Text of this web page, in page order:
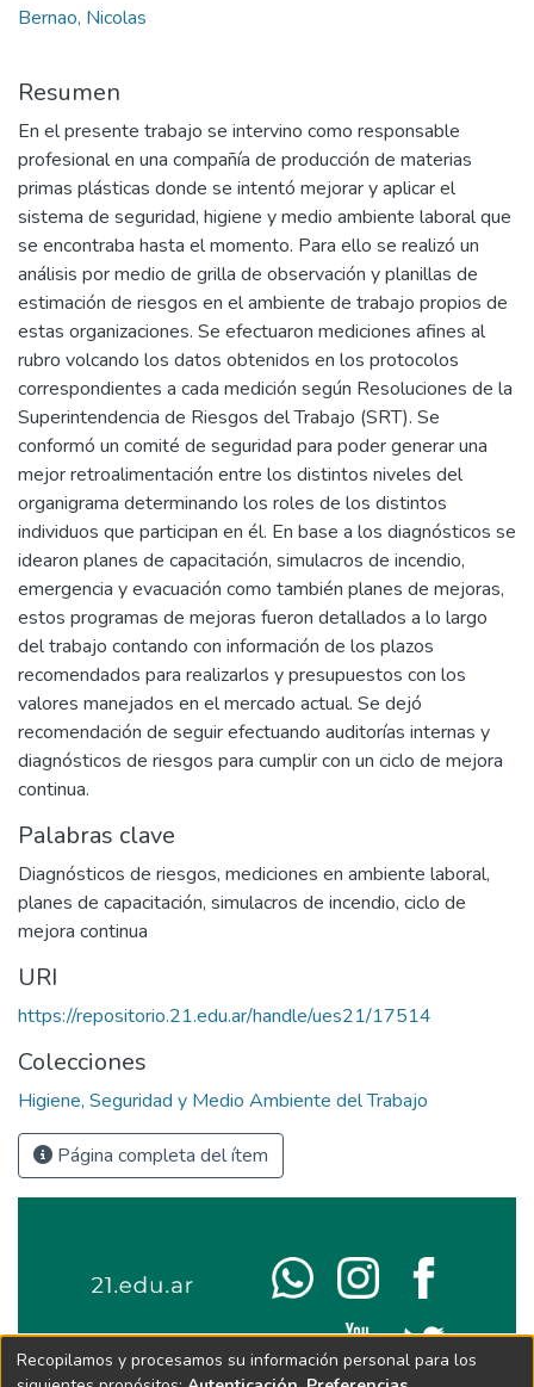
Bernao, Nicolas
Resumen
En el presente trabajo se intervino como responsable
profesional en una compañía de producción de materias
primas plásticas donde se intentó mejorar y aplicar el
sistema de seguridad, higiene y medio ambiente laboral que
se encontraba hasta el momento. Para ello se realizó un
análisis por medio de grilla de observación y planillas de
estimación de riesgos en el ambiente de trabajo propios de
estas organizaciones. Se efectuaron mediciones afines al
rubro volcando los datos obtenidos en los protocolos
correspondientes a cada medición según Resoluciones de la
Superintendencia de Riesgos del Trabajo (SRT). Se
conformó un comité de seguridad para poder generar una
mejor retroalimentación entre los distintos niveles del
organigrama determinando los roles de los distintos
individuos que participan en él. En base a los diagnósticos se
idearon planes de capacitación, simulacros de incendio,
emergencia y evacuación como también planes de mejoras,
estos programas de mejoras fueron detallados a lo largo
del trabajo contando con información de los plazos
recomendados para realizarlos y presupuestos con los
valores manejados en el mercado actual. Se dejó
recomendación de seguir efectuando auditorías internas y
diagnósticos de riesgos para cumplir con un ciclo de mejora
continua.
Palabras clave
Diagnósticos de riesgos, mediciones en ambiente laboral,
planes de capacitación, simulacros de incendio, ciclo de
mejora continua
URI
https://repositorio.21.edu.ar/handle/ues21/17514
Colecciones
Higiene, Seguridad y Medio Ambiente del Trabajo
Página completa del ítem
Recopilamos y procesamos su información personal para los